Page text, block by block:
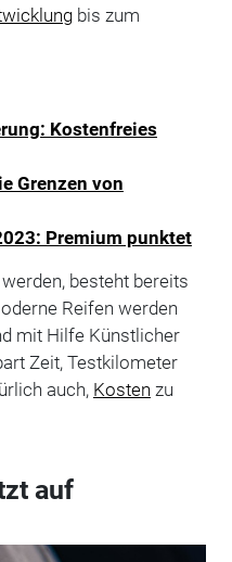
bis zum
Kostenfreies
Grenzen von
Premium punktet
besteht bereits
Reifen werden
mit Hilfe Künstlicher
Zeit, Testkilometer
auch, Kosten zu
auf